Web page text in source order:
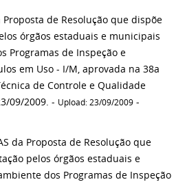
de Resolução que dispõe
órgãos estaduais e municipais
Programas de Inspeção e
em Uso - I/M, aprovada na 38a
de Controle e Qualidade
09/2009. - Upload: 23/09/2009 -
da Proposta de Resolução que
pelos órgãos estaduais e
dos Programas de Inspeção